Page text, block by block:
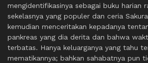
mengidentifikasinya sebagai buku harian
sekelasnya yang populer dan ceria
kemudian menceritakan kepadanya
pankreas yang dia derita dan bahwa
terbatas. Hanya keluarganya yang tahu
mematikannya; bahkan sahabatnya pun